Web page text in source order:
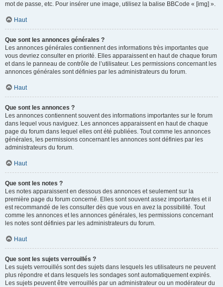
mot de passe, etc. Pour insérer une image, utilisez la balise BBCode « [img] ».
Haut
Que sont les annonces générales ?
Les annonces générales contiennent des informations très importantes que
vous devriez consulter en priorité. Elles apparaissent en haut de chaque forum
et dans le panneau de contrôle de l’utilisateur. Les permissions concernant les
annonces générales sont définies par les administrateurs du forum.
Haut
Que sont les annonces ?
Les annonces contiennent souvent des informations importantes sur le forum
dans lequel vous naviguez. Les annonces apparaissent en haut de chaque
page du forum dans lequel elles ont été publiées. Tout comme les annonces
générales, les permissions concernant les annonces sont définies par les
administrateurs du forum.
Haut
Que sont les notes ?
Les notes apparaissent en dessous des annonces et seulement sur la
première page du forum concerné. Elles sont souvent assez importantes et il
est recommandé de les consulter dès que vous en avez la possibilité. Tout
comme les annonces et les annonces générales, les permissions concernant
les notes sont définies par les administrateurs du forum.
Haut
Que sont les sujets verrouillés ?
Les sujets verrouillés sont des sujets dans lesquels les utilisateurs ne peuvent
plus répondre et dans lesquels les sondages sont automatiquement expirés.
Les sujets peuvent être verrouillés par un administrateur ou un modérateur du